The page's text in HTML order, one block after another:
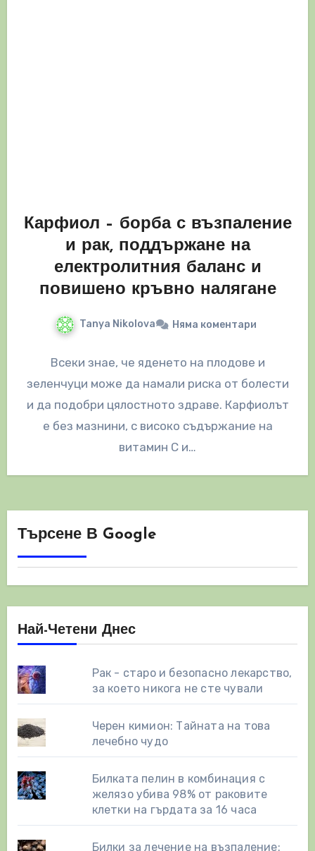
Карфиол – борба с възпаление
и рак, поддържане на
електролитния баланс и
повишено кръвно налягане
Tanya Nikolova Няма коментари
Всеки знае, че яденето на плодове и
зеленчуци може да намали риска от болести
и да подобри цялостното здраве. Карфиолът
е без мазнини, с високо съдържание на
витамин С и…
Търсене В Google
Най-Четени Днес
Рак - старо и безопасно лекарство,
за което никога не сте чували
Черен кимион: Тайната на това
лечебно чудо
Билката пелин в комбинация с
желязо убива 98% от раковите
клетки на гърдата за 16 часа
Билки за лечение на възпаление: